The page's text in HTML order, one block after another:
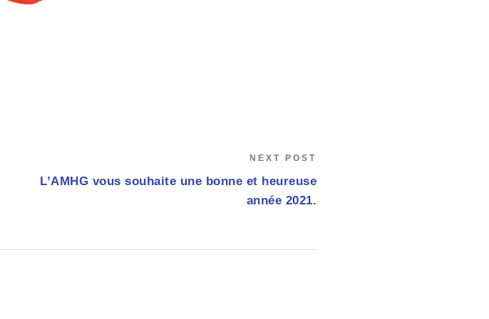
NEXT POST
L’AMHG vous souhaite une bonne et heureuse
année 2021.